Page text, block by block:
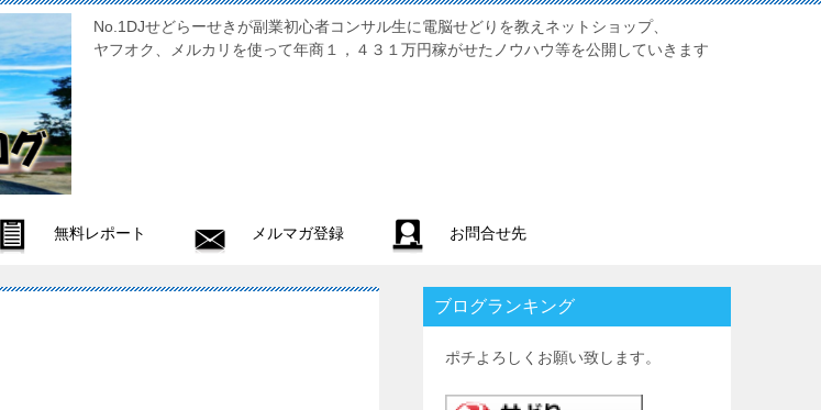
No.1DJせどらーせきが副業初心者コンサル生に電脳せどりを教えネットショップ、
ヤフオク、メルカリを使って年商１，４３１万円稼がせたノウハウ等を公開していきます
無料レポート メルマガ登録 お問合せ先
ブログランキング
ポチよろしくお願い致します。